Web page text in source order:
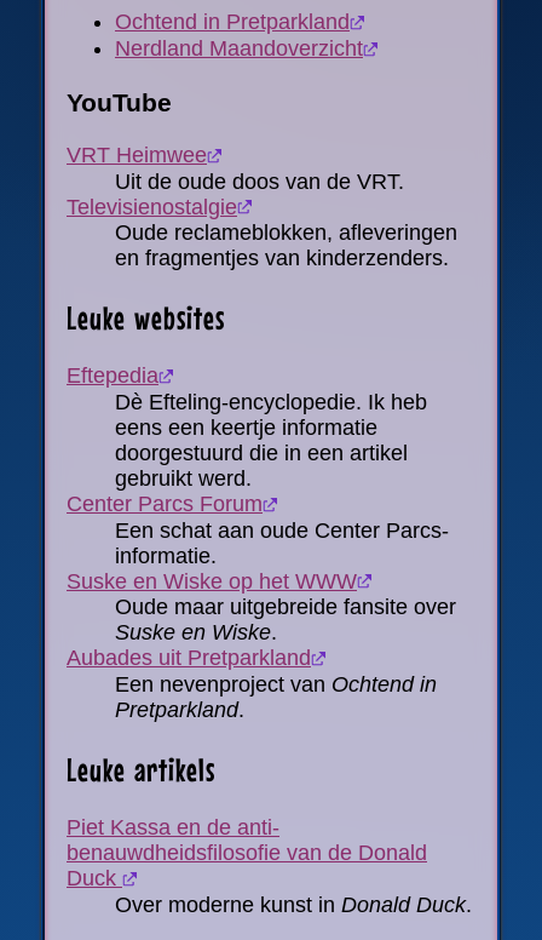
Ochtend in Pretparkland
Nerdland Maandoverzicht
YouTube
VRT Heimwee
Uit de oude doos van de VRT.
Televisienostalgie
Oude reclameblokken, afleveringen
en fragmentjes van kinderzenders.
Leuke websites
Eftepedia
Dè Efteling-encyclopedie. Ik heb
eens een keertje informatie
doorgestuurd die in een artikel
gebruikt werd.
Center Parcs Forum
Een schat aan oude Center Parcs-
informatie.
Suske en Wiske op het WWW
Oude maar uitgebreide fansite over
Suske en Wiske.
Aubades uit Pretparkland
Een nevenproject van Ochtend in
Pretparkland.
Leuke artikels
Piet Kassa en de anti-
benauwdheidsfilosofie van de Donald
Duck
Over moderne kunst in Donald Duck.